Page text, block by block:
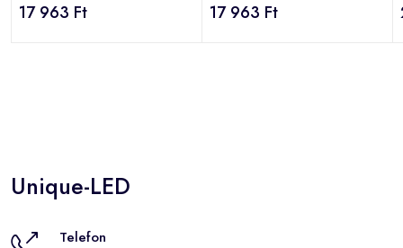
17 963 Ft 17 963 Ft
Unique-LED
Telefon